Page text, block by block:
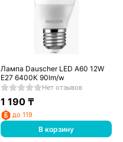
Лампа Dauscher LED A60 12W
E27 6400К 90lm/w
Нет отзывов
1 190 ₸
до 119
В корзину